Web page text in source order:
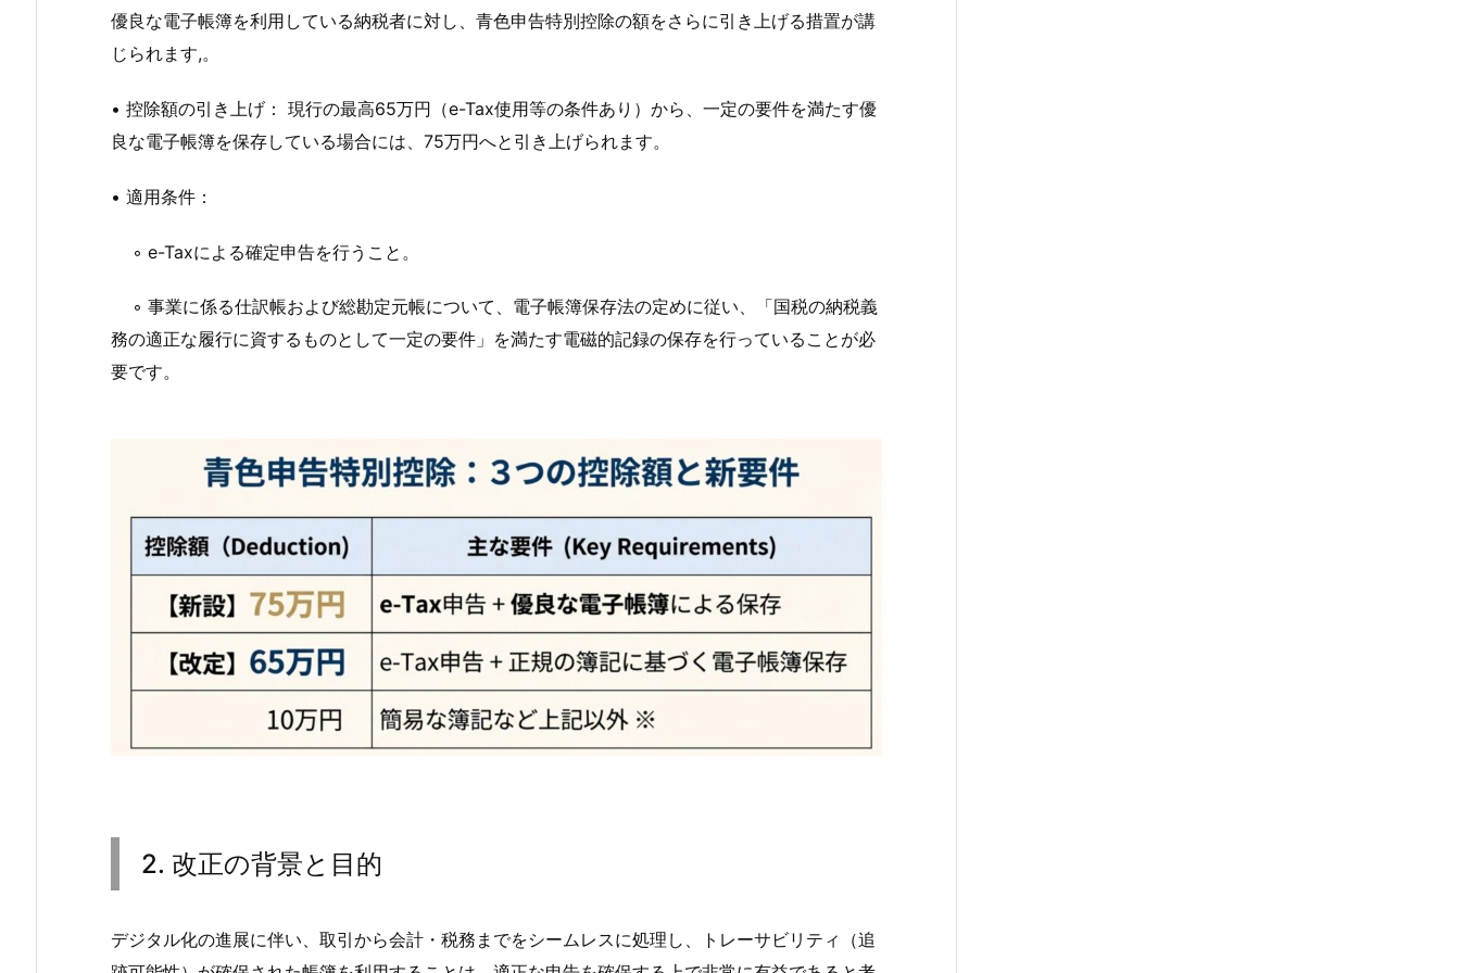
優良な電子帳簿を利用している納税者に対し、青色申告特別控除の額をさらに引き上げる措置が講
じられます,。
• 控除額の引き上げ： 現行の最高65万円（e-Tax使用等の条件あり）から、一定の要件を満たす優
良な電子帳簿を保存している場合には、75万円へと引き上げられます。
• 適用条件：
◦ e-Taxによる確定申告を行うこと。
◦ 事業に係る仕訳帳および総勘定元帳について、電子帳簿保存法の定めに従い、「国税の納税義
務の適正な履行に資するものとして一定の要件」を満たす電磁的記録の保存を行っていることが必
要です。
2. 改正の背景と目的
デジタル化の進展に伴い、取引から会計・税務までをシームレスに処理し、トレーサビリティ（追